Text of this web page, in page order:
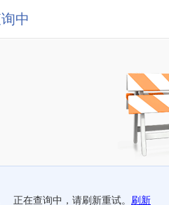
中
正在查询中，请刷新重试。 刷新